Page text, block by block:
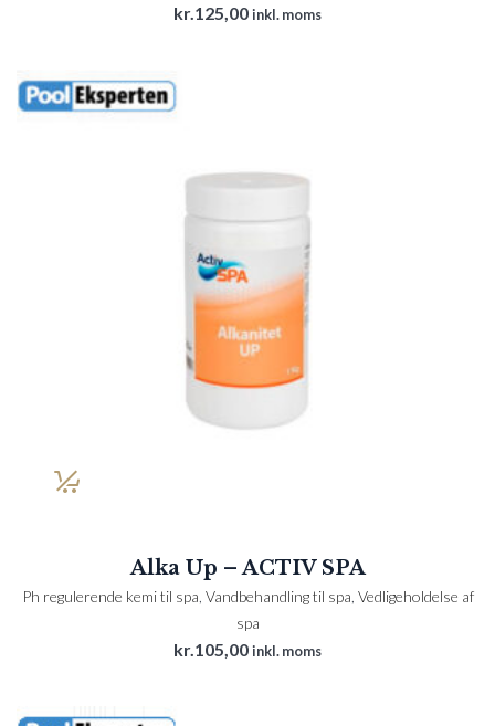
kr.125,00inkl. moms
Alka Up – ACTIV SPA
Ph regulerende kemi til spa Vandbehandling til spa Vedligeholdelse af
spa
kr.105,00inkl. moms